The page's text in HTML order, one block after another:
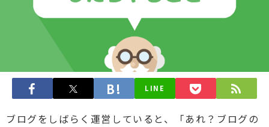
LINE
ブログをしばらく運営していると、「あれ？ブログの